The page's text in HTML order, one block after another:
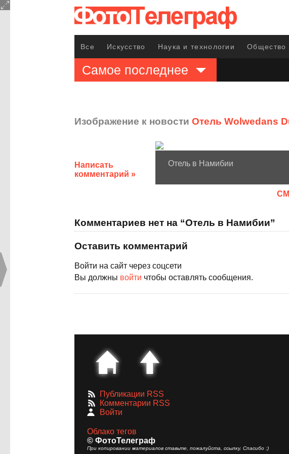
Все Искусство Наука и технологии Общество
Самое последнее
Изображение к новости Отель Wolwedans
Написать
комментарий »
Отель в Намибии
Комментариев нет на “Отель в Намибии”
Оставить комментарий
Войти на сайт через соцсети
Вы должны войти чтобы оставлять сообщения.
Публикации RSS
Комментарии RSS
Войти
Облако тегов
© ФотоТелеграф
При копировании материалов ставьте, пожалуйста, ссылку. Спасибо :)